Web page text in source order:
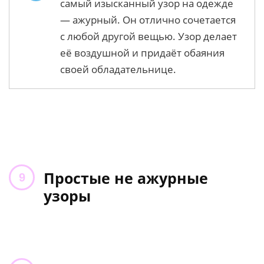
самый изысканный узор на одежде
— ажурный. Он отлично сочетается
с любой другой вещью. Узор делает
её воздушной и придаёт обаяния
своей обладательнице.
Простые не ажурные
узоры